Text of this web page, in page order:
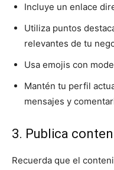
Incluye un enlace
Utiliza puntos
relevantes de tu
Usa emojis con
Mantén tu perfil
mensajes y
3. Publica
Recuerda que el